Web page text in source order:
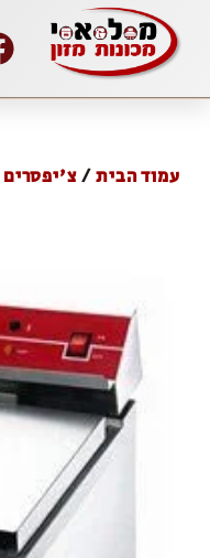
עמוד הבית/צ'יפסרים